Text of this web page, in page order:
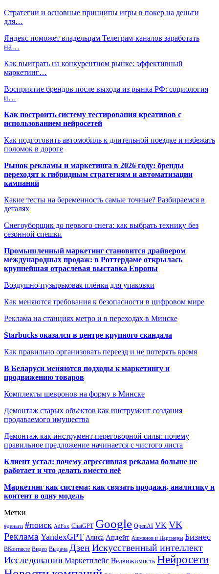
Стратегии и основные принципы игры в покер на деньги
для…
Яндекс поможет владельцам Телеграм-каналов заработать
на…
Как выиграть на конкурентном рынке: эффективный
маркетинг…
Восприятие брендов после выхода из рынка РФ: социология
и…
Как построить систему тестирования креативов с
использованием нейросетей
Как подготовить автомобиль к длительной поездке и избежать
поломок в дороге
Рынок рекламы и маркетинга в 2026 году: бренды
переходят к гибридным стратегиям и автоматизации
кампаний
Какие тесты на беременность самые точные? Разбираемся в
деталях
Снегоуборщик до первого снега: как выбрать технику без
сезонной спешки
Промышленный маркетинг становится драйвером
международных продаж: в Роттердаме открылась
крупнейшая отраслевая выставка Европы
Воздушно-пузырьковая плёнка для упаковки
Как меняются требования к безопасности в цифровом мире
Реклама на станциях метро и в переходах в Минске
Starbucks оказался в центре крупного скандала
Как правильно организовать переезд и не потерять время
В Беларуси меняются подходы к маркетингу и
продвижению товаров
Комплекты шевронов на форму в Минске
Демонтаж старых объектов как инструмент создания
продаваемого имущества
Демонтаж как инструмент переговорной силы: почему
правильное предложение начинается с чистого листа
Клиент устал: почему агрессивная реклама больше не
работает и что делать вместо неё
Маркетинг как система: как связать продажи, аналитику и
контент в одну модель
Метки
#деньги #поиск AdFox ChatGPT Google OpenAI VK VK
Реклама YandexGPT Алиса Апдейт Ашманов и Партнеры Бизнес
ВКонтакте Видео Выдача ДзенИскусственный интеллект
Исследования Маркетплейс Недвижимость Нейросети